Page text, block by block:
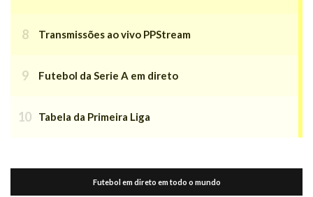
Transmissões ao vivo PPStream
Futebol da Serie A em direto
Tabela da Primeira Liga
Futebol em direto em todo o mundo